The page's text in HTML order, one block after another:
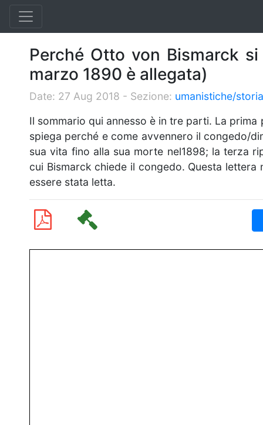
Perché Otto von Bismarck
marzo 1890 è allegata)
Date: 27 Aug 2018 - Sezione: umanistiche/
Il sommario qui annesso è in tre parti. La
spiega perché e come avvennero il congedo/
sua vita fino alla sua morte nel1898; la terza
cui Bismarck chiede il congedo. Questa
essere stata letta.